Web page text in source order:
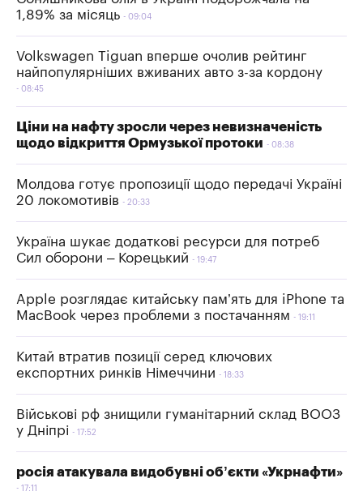
1,89% за місяць
09:04
Volkswagen Tiguan вперше очолив рейтинг
найпопулярніших вживаних авто з-за кордону
08:45
Ціни на нафту зросли через невизначеність
щодо відкриття Ормузької протоки
08:38
Молдова готує пропозиції щодо передачі Україні
20 локомотивів
20:33
Україна шукає додаткові ресурси для потреб
Сил оборони – Корецький
19:47
Apple розглядає китайську пам’ять для iPhone та
MacBook через проблеми з постачанням
19:11
Китай втратив позиції серед ключових
експортних ринків Німеччини
18:33
Військові рф знищили гуманітарний склад ВООЗ
у Дніпрі
17:52
росія атакувала видобувні об’єкти «Укрнафти»
17:11